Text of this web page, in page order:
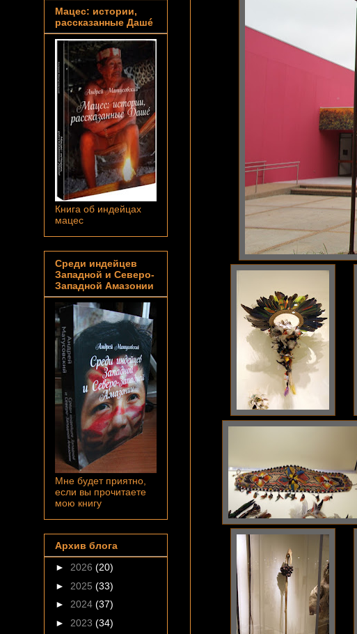
Мацес: истории,
рассказанные Дашé
Книга об индейцах
мацес
Среди индейцев
Западной и Северо-
Западной Амазонии
Мне будет приятно,
если вы прочитаете
мою книгу
Архив блога
► 2026 (20)
► 2025 (33)
► 2024 (37)
► 2023 (34)